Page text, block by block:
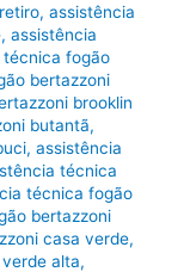
,assistência
,assistência
técnica fogão
bertazzoni
brooklin
butantã,
,assistência
técnica
técnica fogão
bertazzoni
casa verde,
alta,